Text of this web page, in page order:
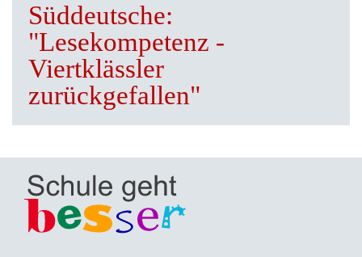
Süddeutsche:
"Lesekompetenz -
Viertklässler
zurückgefallen"